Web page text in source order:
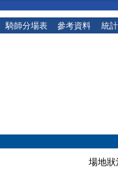
騎師分場表 參考資料 統
場地